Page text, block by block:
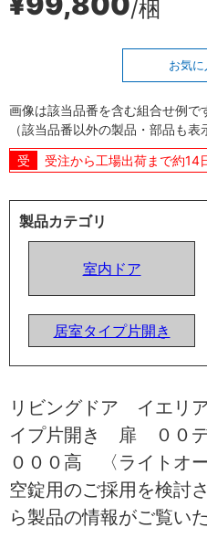
/梱
お気に
画像は該当品番を含む組合せ例で
（該当品番以外の製品・部品も表
受注から工場出荷まで約14
製品カテゴリ
室内ドア
居室タイプ片開き
リビングドア イエリ
イプ片開き 扉 ００
０００高 〈ライトオ
空錠用のご採用を検討
ら製品の情報がご覧い